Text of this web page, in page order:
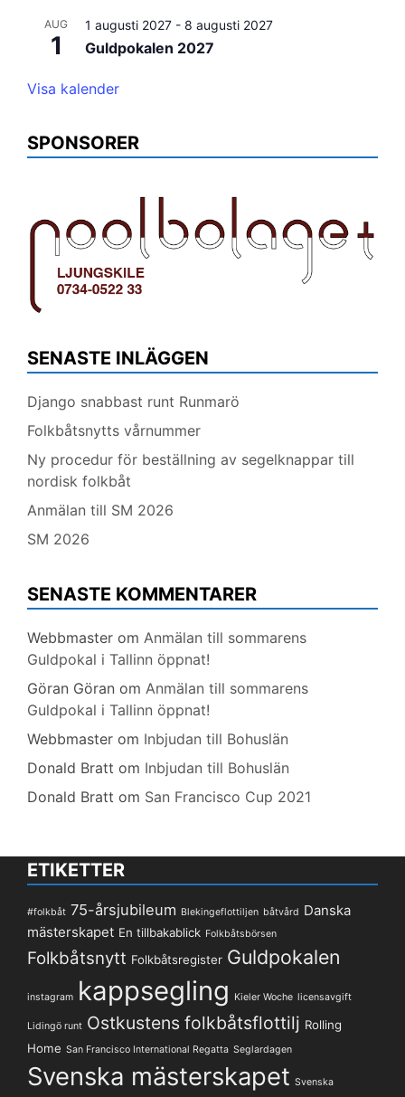
AUG
1
1 augusti 2027 - 8 augusti 2027
Guldpokalen 2027
Visa kalender
SPONSORER
SENASTE INLÄGGEN
Django snabbast runt Runmarö
Folkbåtsnytts vårnummer
Ny procedur för beställning av segelknappar till
nordisk folkbåt
Anmälan till SM 2026
SM 2026
SENASTE KOMMENTARER
Webbmaster om Anmälan till sommarens
Guldpokal i Tallinn öppnat!
Göran Göran om Anmälan till sommarens
Guldpokal i Tallinn öppnat!
Webbmaster om Inbjudan till Bohuslän
Donald Bratt om Inbjudan till Bohuslän
Donald Bratt om San Francisco Cup 2021
ETIKETTER
#folkbåt 75-årsjubileum Blekingeflottiljen båtvård Danska
mästerskapet En tillbakablick Folkbåtsbörsen
Folkbåtsnytt Folkbåtsregister Guldpokalen
instagram kappsegling Kieler Woche licensavgift
Lidingö runt Ostkustens folkbåtsflottilj Rolling
Home San Francisco International Regatta Seglardagen
Svenska mästerskapet Svenska